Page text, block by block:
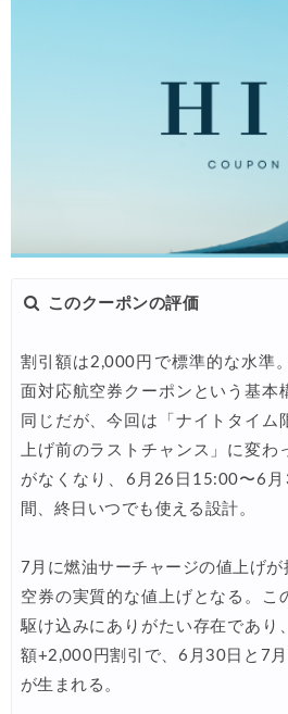
このクーポンの評価
割引額は2,000円で標準的な水準
面対応航空券クーポンという基本
同じだが、今回は「ナイトタイム
上げ前のラストチャンス」に変わ
がなくなり、6月26日15:00〜6
間、終日いつでも使える設計。
7月に燃油サーチャージの値上げ
空券の実質的な値上げとなる。こ
駆け込みにありがたい存在であり
額+2,000円割引で、6月30日と7
が生まれる。